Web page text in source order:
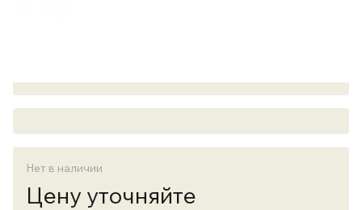
Нет в наличии
Цену уточняйте